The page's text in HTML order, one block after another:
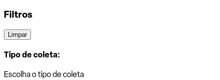
Filtros
Limpar
Tipo de coleta:
Escolha o tipo de coleta